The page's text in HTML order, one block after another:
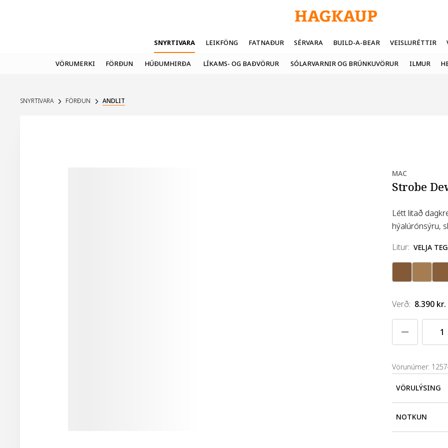
SNYRTIVARA LEIKFÖNG FATNAÐUR SÉRVARA BUILD-A-BEAR VEISLURÉTTIR
VÖRUMERKI FÖRÐUN HÚÐUMHIRÐA LÍKAMS- OG BAÐVÖRUR SÓLARVARNIR OG BRÚNKUVÖRUR ILMUR
SNYRTIVARA FÖRÐUN ANDLIT
MAC
Strobe
Létt litað
hýalúrónsýru,
litur: VELJA
Verð: 8.390 kr.
Vörunúmer:
VÖRULÝSING
Létt litað
hýalúrónsýru,
NOTKUN